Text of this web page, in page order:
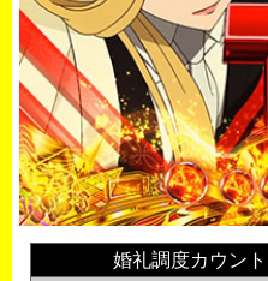
婚礼調度カウン